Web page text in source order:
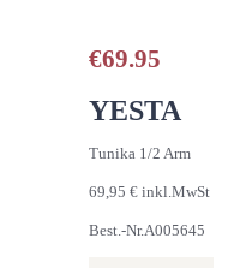
NEUIGKEITEN
KONTAKT
€69.95
YESTA
Tunika 1/2 Arm
69,95 € inkl.MwSt
Best.-Nr.A005645